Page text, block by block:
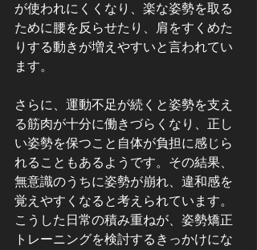
が使われにくくなり、楽な姿勢を取る
ために腰を反らせたり、肩をすくめた
りする動きが増えやすいと言われてい
ます。
さらに、運動不足が続くと姿勢を支え
る筋肉が十分に働きづらくなり、正し
い姿勢を保つこと自体が負担に感じら
れることもあるようです。その結果、
無意識のうちに姿勢が崩れ、違和感を
覚えやすくなると考えられています。
こうした日常の積み重ねが、姿勢矯正
トレーニングを検討するきっかけにな